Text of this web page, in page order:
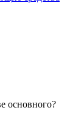
основного?